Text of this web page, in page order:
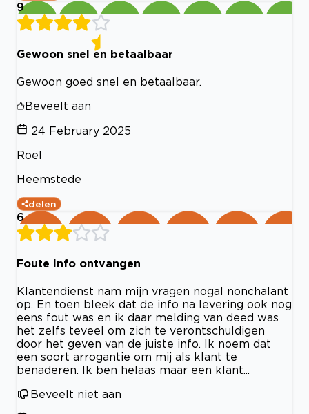
9
Gewoon snel en betaalbaar
Gewoon goed snel en betaalbaar.
Beveelt aan
24 February 2025
Roel
Heemstede
delen
6
Foute info ontvangen
Klantendienst nam mijn vragen nogal nonchalant
op. En toen bleek dat de info na levering ook nog
eens fout was en ik daar melding van deed was
het zelfs teveel om zich te verontschuldigen
door het geven van de juiste info. Ik noem dat
een soort arrogantie om mij als klant te
benaderen. Ik ben helaas maar een klant...
Beveelt niet aan